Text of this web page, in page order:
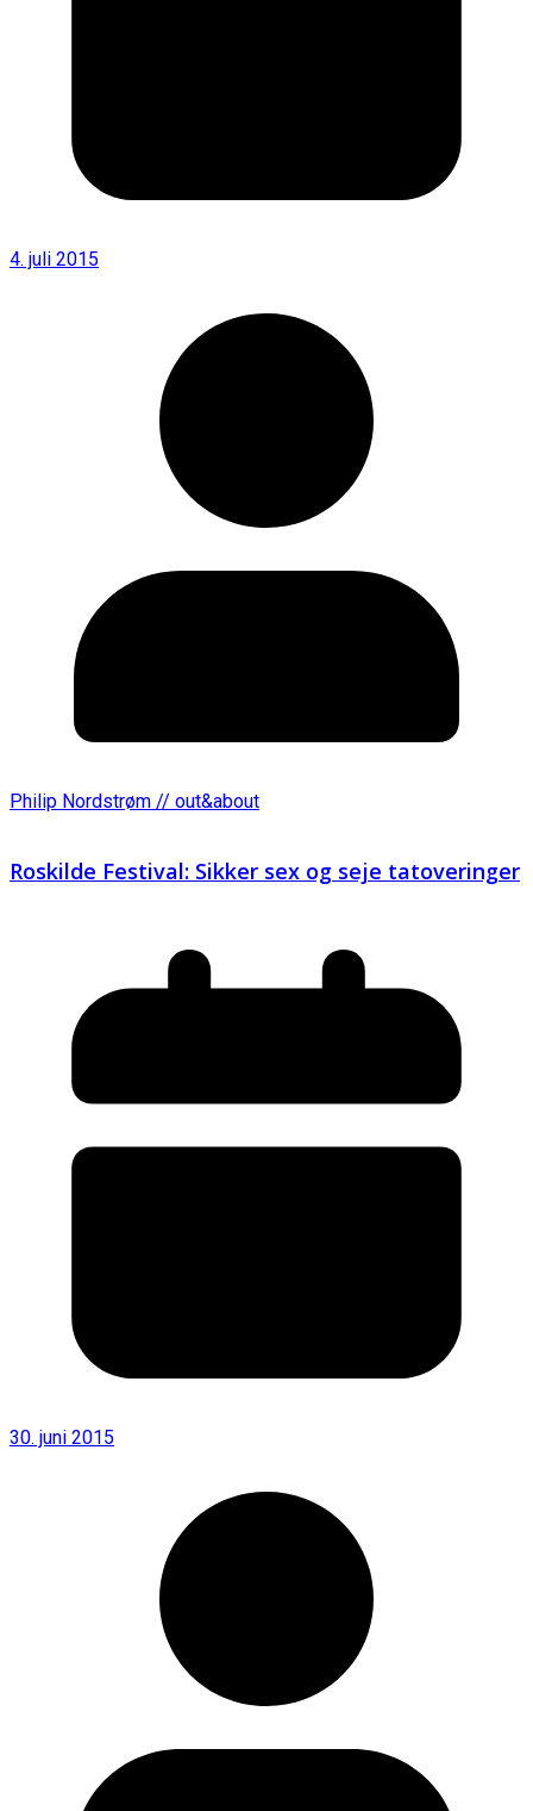
4. juli 2015
Philip Nordstrøm // out&about
Roskilde Festival: Sikker sex og seje tatoveringer
30. juni 2015